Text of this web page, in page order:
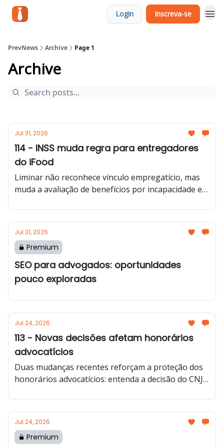
Login Inscreva-se
PrevNews Archive Page 1
Archive
Jul 31, 2026
114 - INSS muda regra para entregadores
do iFood
Liminar não reconhece vínculo empregatício, mas
muda a avaliação de benefícios por incapacidade e
Jul 31, 2026
Premium
SEO para advogados: oportunidades
pouco exploradas
Jul 24, 2026
113 - Novas decisões afetam honorários
advocatícios
Duas mudanças recentes reforçam a proteção dos
honorários advocatícios: entenda a decisão do CNJ
15.472/2026.
Jul 24, 2026
Premium